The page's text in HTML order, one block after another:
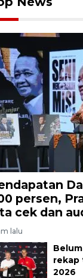
persen,
cek dan
lalu
rekap
2026